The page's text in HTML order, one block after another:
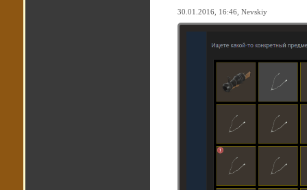
30.01.2016, 16:46, Nevskiy